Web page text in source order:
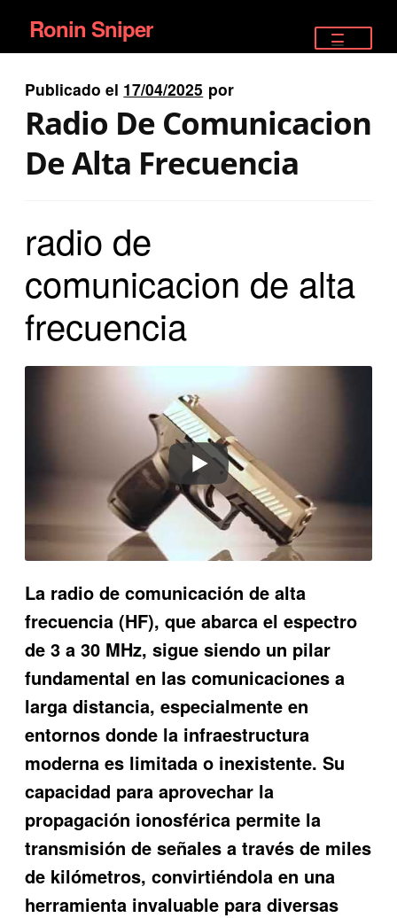
Ir
a
la
navegación
Ir
al
contenido
Ronin Sniper
EQUIPAMIENTO ÉLITE
PISTOLAS
SATELITALES
Publicado el 17/04/2025 por
Radio De Comunicacion
De Alta Frecuencia
radio de
comunicacion de alta
frecuencia
La radio de comunicación de alta
frecuencia (HF), que abarca el espectro
de 3 a 30 MHz, sigue siendo un pilar
fundamental en las comunicaciones a
larga distancia, especialmente en
entornos donde la infraestructura
moderna es limitada o inexistente. Su
capacidad para aprovechar la
propagación ionosférica permite la
transmisión de señales a través de miles
de kilómetros, convirtiéndola en una
herramienta invaluable para diversas